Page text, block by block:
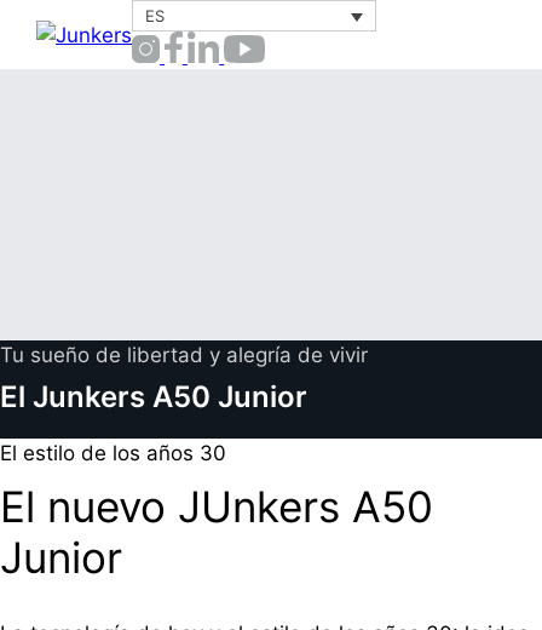
contenido
ES
El Junkers A50 Junior
Tu sueño de libertad y alegría de vivir
El nuevo JUnkers A50
Junior
El estilo de los años 30